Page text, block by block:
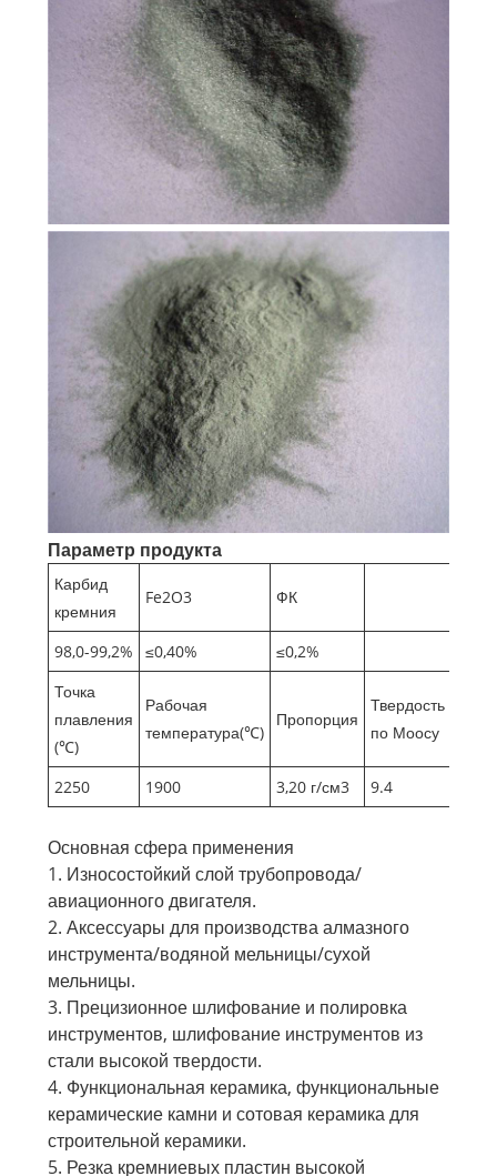
Параметр продукта
Карбид
кремния
Fe2O3 ФК
98,0-99,2% ≤0,40%
≤0,2%
Точка
плавления
(℃)
Рабочая
температура(℃)
Пропорция
Твердость
по Моосу
2250 1900 3,20 г/см3 9.4
Основная сфера применения
1. Износостойкий слой трубопровода/
авиационного двигателя.
2. Аксессуары для производства алмазного
инструмента/водяной мельницы/сухой
мельницы.
3. Прецизионное шлифование и полировка
инструментов, шлифование инструментов из
стали высокой твердости.
4. Функциональная керамика, функциональные
керамические камни и сотовая керамика для
строительной керамики.
5. Резка кремниевых пластин высокой